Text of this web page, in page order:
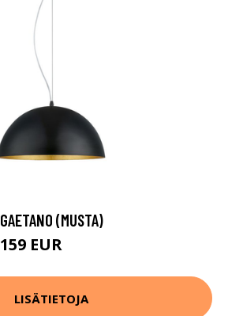
GAETANO (MUSTA)
159 EUR
LISÄTIETOJA